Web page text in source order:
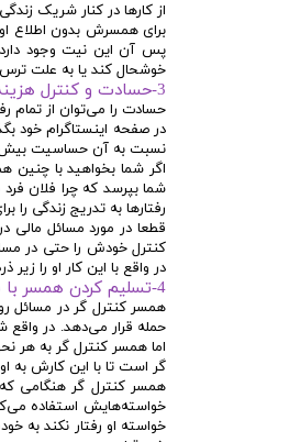
از کارها در کنار شریک
برای همسرش بدون اطلاع او
پس آن این نیت وجود
خوشحال کند یا به علت
3-حسادت و کنترل هزینه ها
حسادت را می‌توان از
در صفحه اینستاگرام خود
نسبت به آن حساسیت بیش
اگر شما بخواهید با چنین
شما بپرسد که چرا فلان
رفتارها به تدریج زندگی
قطعا در مورد مسائل مالی
کنترل خودش را حتی در
در واقع با این کار او را
4-تسلیم کردن همسر با سوالات زیاد و استفاده از تهدید
همسر کنترل گر در مسائل
حمله قرار می‌دهد. در واقع
اما همسر کنترل گر به هر
گر است تا با این کارش به
همسر کنترل گر هنگامی که
خواسته‌هایش استفاده
خواسته او رفتار نکند به